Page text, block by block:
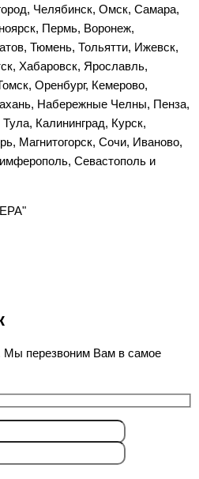
Челябинск, Омск, Самара,
Пермь, Воронеж,
Тюмень, Тольятти, Ижевск,
Хабаровск, Ярославль,
Оренбург, Кемерово,
Набережные Челны, Пенза,
Калининград, Курск,
Магнитогорск, Сочи, Иваново,
Севастополь и
Мы перезвоним Вам в самое